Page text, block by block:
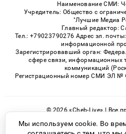
Наименование СМИ:
Учредитель: Общество с
"Лучшие Медиа
Главный редактор:
Тел.: +79023790276 Адрес эл.
информационной
Зарегистрировавший орган:
сфере связи, информационных
коммуникаций
Регистрационный номер СМИ ЭЛ №
© 2026 «Cheb-Live» | Все
Возрастная
Мы используем cookie. Во